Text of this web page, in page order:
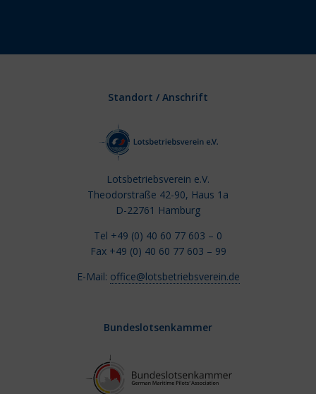
Standort / Anschrift
Lotsbetriebsverein e.V.
Theodorstraße 42-90, Haus 1a
D-22761 Hamburg
Tel +49 (0) 40 60 77 603 – 0
Fax +49 (0) 40 60 77 603 – 99
E-Mail: office@lotsbetriebsverein.de
Bundeslotsenkammer